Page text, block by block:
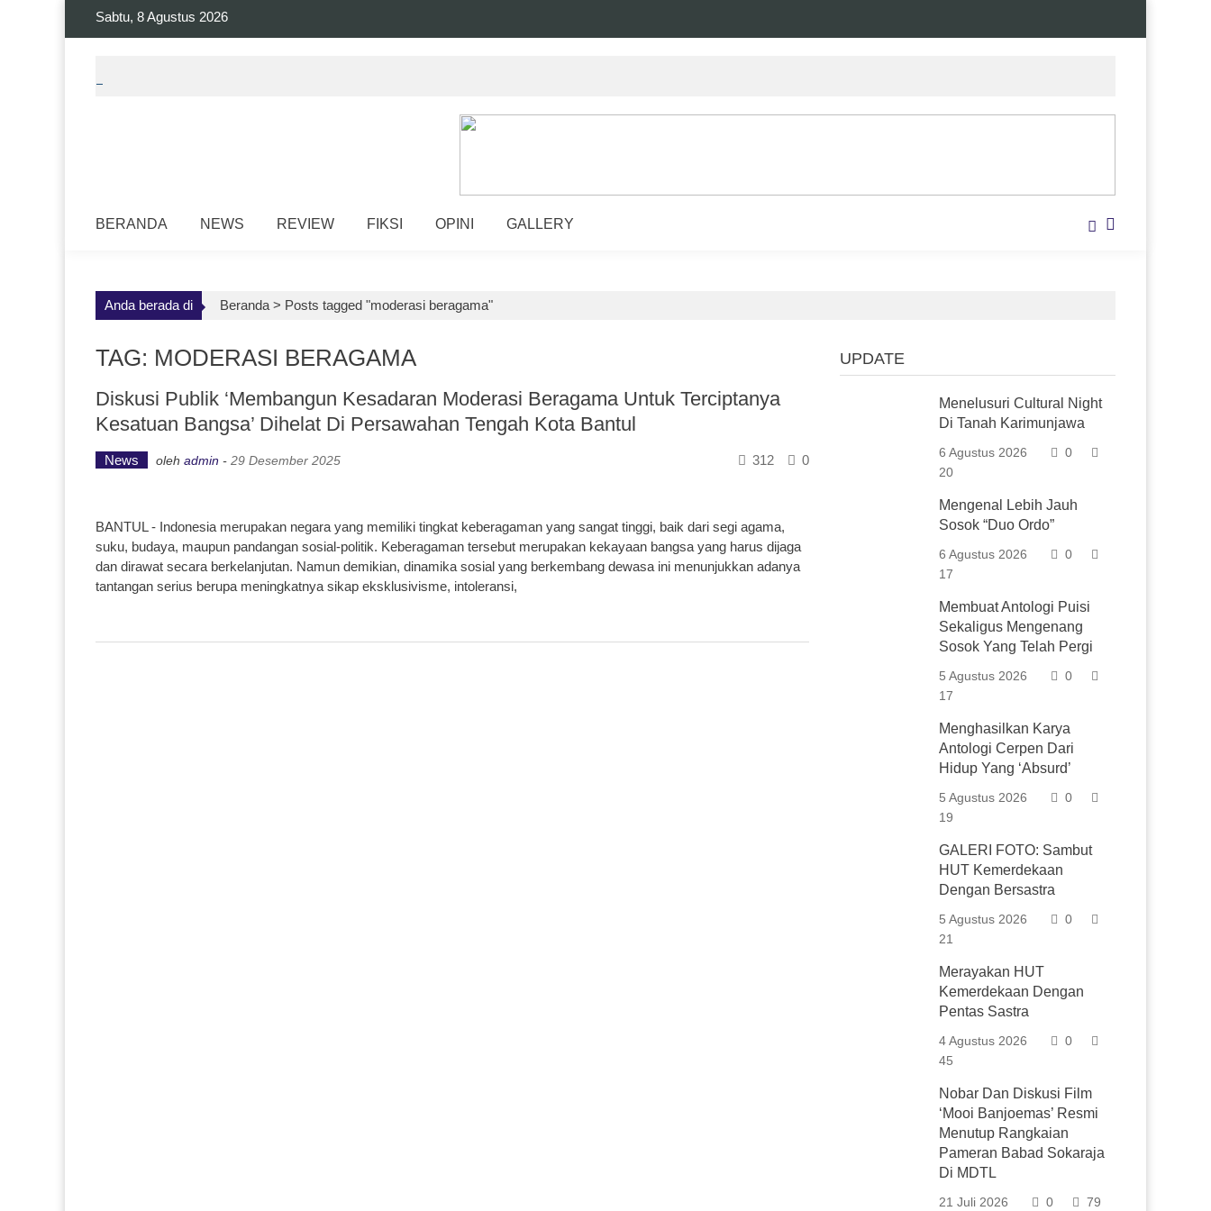
Sabtu, 8 Agustus 2026
BERANDA NEWS REVIEW FIKSI OPINI GALLERY
Anda berada di Beranda > Posts tagged "moderasi beragama"
TAG: MODERASI BERAGAMA
Diskusi Publik ‘Membangun Kesadaran Moderasi Beragama Untuk Terciptanya
Kesatuan Bangsa’ Dihelat Di Persawahan Tengah Kota Bantul
News oleh admin - 29 Desember 2025 0
312
BANTUL - Indonesia merupakan negara yang memiliki tingkat keberagaman yang sangat tinggi, baik dari segi agama,
suku, budaya, maupun pandangan sosial-politik. Keberagaman tersebut merupakan kekayaan bangsa yang harus dijaga
dan dirawat secara berkelanjutan. Namun demikian, dinamika sosial yang berkembang dewasa ini menunjukkan adanya
tantangan serius berupa meningkatnya sikap eksklusivisme, intoleransi,
UPDATE
Menelusuri Cultural Night
Di Tanah Karimunjawa
6 Agustus 2026
0
20
Mengenal Lebih Jauh
Sosok “Duo Ordo”
6 Agustus 2026
0
17
Membuat Antologi Puisi
Sekaligus Mengenang
Sosok Yang Telah Pergi
5 Agustus 2026
0
17
Menghasilkan Karya
Antologi Cerpen Dari
Hidup Yang ‘Absurd’
5 Agustus 2026
0
19
GALERI FOTO: Sambut
HUT Kemerdekaan
Dengan Bersastra
5 Agustus 2026
0
21
Merayakan HUT
Kemerdekaan Dengan
Pentas Sastra
4 Agustus 2026
0
45
Nobar Dan Diskusi Film
‘Mooi Banjoemas’ Resmi
Menutup Rangkaian
Pameran Babad Sokaraja
Di MDTL
21 Juli 2026 0 79